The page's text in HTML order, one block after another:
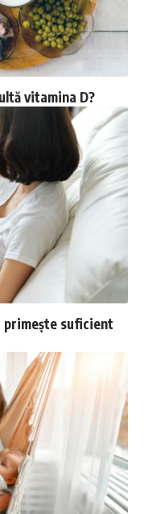
vitamina D?
primește suficient